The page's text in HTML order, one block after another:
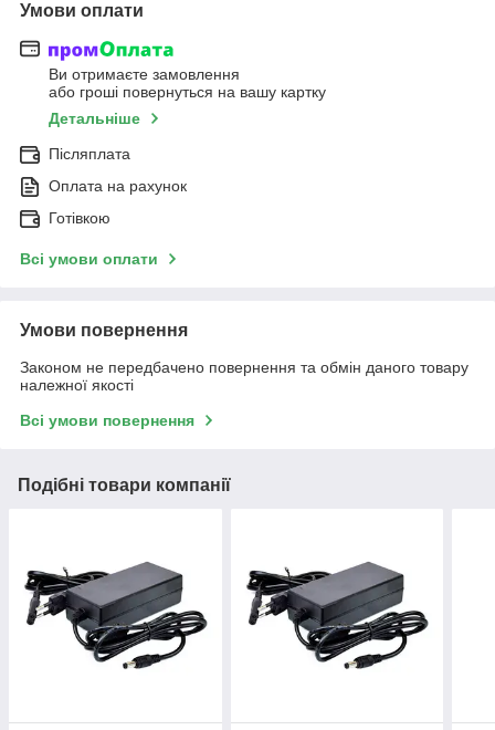
Умови оплати
Ви отримаєте замовлення
або гроші повернуться на вашу картку
Детальніше
Післяплата
Оплата на рахунок
Готівкою
Всі умови оплати
Умови повернення
Законом не передбачено повернення та обмін даного товару
належної якості
Всі умови повернення
Подібні товари компанії